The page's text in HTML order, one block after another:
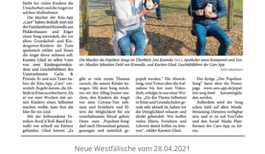
Neue Westfälische vom 28.04.2021